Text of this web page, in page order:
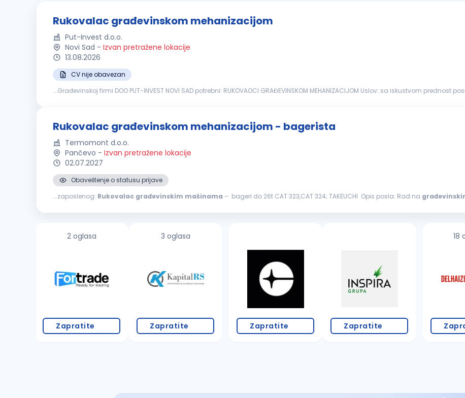
Rukovalac građevinskom mehanizacijom
Put-Invest d.o.o.
Novi Sad - Izvan pretražene lokacije
13.08.2026
CV nije obavezan
...Građevinskoj firmi DOO PUT-INVEST NOVI SAD potrebni: RUKOVAOCI GRAĐEVINSKOM MEHANIZACIJOM Uslov: sa iskustvom prednost posedovanje Uverenja o stručnoj osposobljenosti za
Rukovalac građevinskom mehanizacijom - bagerista
Termomont d.o.o.
Pančevo - Izvan pretražene lokacije
02.07.2027
Obaveštenje o statusu prijave
...zaposlenog: Rukovalac građevinskim mašinama – bageri do 26t CAT 323,CAT 324; TAKEUCHI Opis posla: Rad na
2 oglasa
Zapratite
3 oglasa
Zapratite Zapratite Zapratite
18